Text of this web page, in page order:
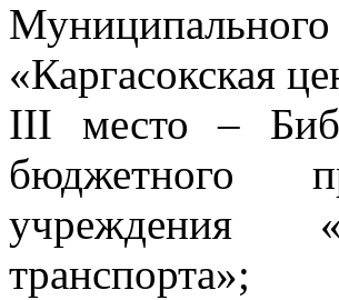
«Каргасокская
III место –
бюджетного
учреждения
транспорта»;